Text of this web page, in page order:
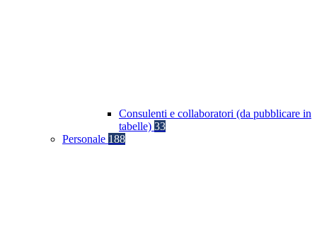
Consulenti e collaboratori (da pubblicare in
tabelle) 33
Personale 188